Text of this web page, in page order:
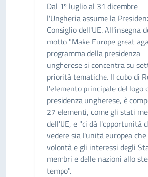
Dal 1º luglio al 31 dicembre
l'Ungheria assume la
Consiglio dell'UE. All'insegna
motto "Make Europe great
programma della presidenza
ungherese si concentra su
priorità tematiche. Il cubo di
l'elemento principale del logo
presidenza ungherese, è
27 elementi, come gli stati
dell'UE, e "ci dà l'opportunità
vedere sia l'unità europea
volontà e gli interessi degli
membri e delle nazioni allo
tempo".